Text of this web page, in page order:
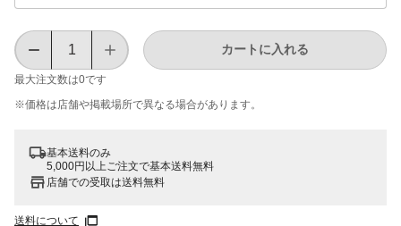
最大注文数は0です
カートに入れる
※価格は​店舗や​掲載場所で​異なる​場合が​あります。
基本送料のみ
5,000円以上ご注文で基本送料無料
店舗での受取は送料無料
送料について